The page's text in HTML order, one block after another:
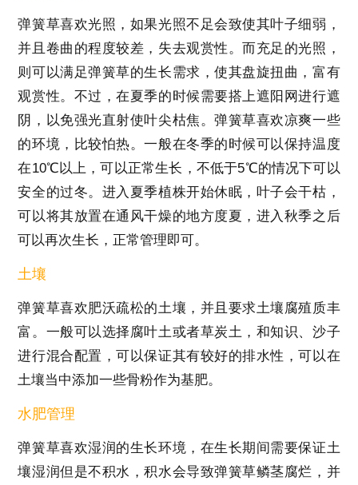
弹簧草喜欢光照，如果光照不足会致使其叶子细弱，
并且卷曲的程度较差，失去观赏性。而充足的光照，
则可以满足弹簧草的生长需求，使其盘旋扭曲，富有
观赏性。不过，在夏季的时候需要搭上遮阳网进行遮
阴，以免强光直射使叶尖枯焦。弹簧草喜欢凉爽一些
的环境，比较怕热。一般在冬季的时候可以保持温度
在10℃以上，可以正常生长，不低于5℃的情况下可以
安全的过冬。进入夏季植株开始休眠，叶子会干枯，
可以将其放置在通风干燥的地方度夏，进入秋季之后
可以再次生长，正常管理即可。
土壤
弹簧草喜欢肥沃疏松的土壤，并且要求土壤腐殖质丰
富。一般可以选择腐叶土或者草炭土，和知识、沙子
进行混合配置，可以保证其有较好的排水性，可以在
土壤当中添加一些骨粉作为基肥。
水肥管理
弹簧草喜欢湿润的生长环境，在生长期间需要保证土
壤湿润但是不积水，积水会导致弹簧草鳞茎腐烂，并